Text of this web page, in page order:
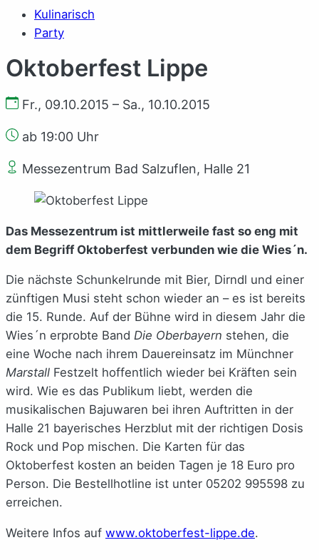
Kulinarisch
Party
Oktoberfest Lippe
Fr., 09.10.2015 – Sa., 10.10.2015
ab 19:00 Uhr
Messezentrum Bad Salzuflen, Halle 21
Das Messezentrum ist mittlerweile fast so eng mit
dem Begriff Oktoberfest verbunden wie die Wies´n.
Die nächste Schunkelrunde mit Bier, Dirndl und einer
zünftigen Musi steht schon wieder an – es ist bereits
die 15. Runde. Auf der Bühne wird in diesem Jahr die
Wies´n erprobte Band Die Oberbayern stehen, die
eine Woche nach ihrem Dauereinsatz im Münchner
Marstall Festzelt hoffentlich wieder bei Kräften sein
wird. Wie es das Publikum liebt, werden die
musikalischen Bajuwaren bei ihren Auftritten in der
Halle 21 bayerisches Herzblut mit der richtigen Dosis
Rock und Pop mischen. Die Karten für das
Oktoberfest kosten an beiden Tagen je 18 Euro pro
Person. Die Bestellhotline ist unter 05202 995598 zu
erreichen.
Weitere Infos auf www.oktoberfest-lippe.de.